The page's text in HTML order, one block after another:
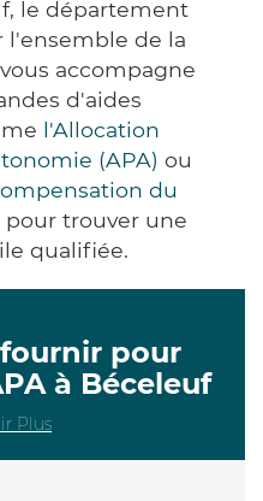
le département
l'ensemble de la
accompagne
d'aides
l'Allocation
(APA) ou
du
pour trouver une
qualifiée.
pour
à Béceleuf
Plus